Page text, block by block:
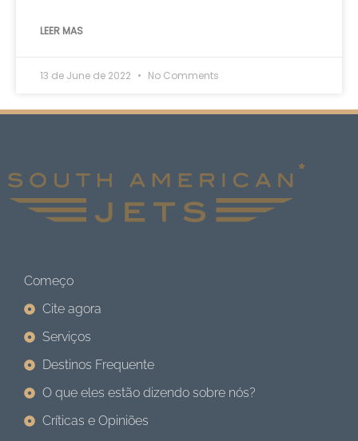
LEER MAS
13 de June de 2022 No Comments
Começo
Cite agora
Serviços
Destinos Frequente
O que eles estão dizendo sobre nós?
Críticas e Opiniões